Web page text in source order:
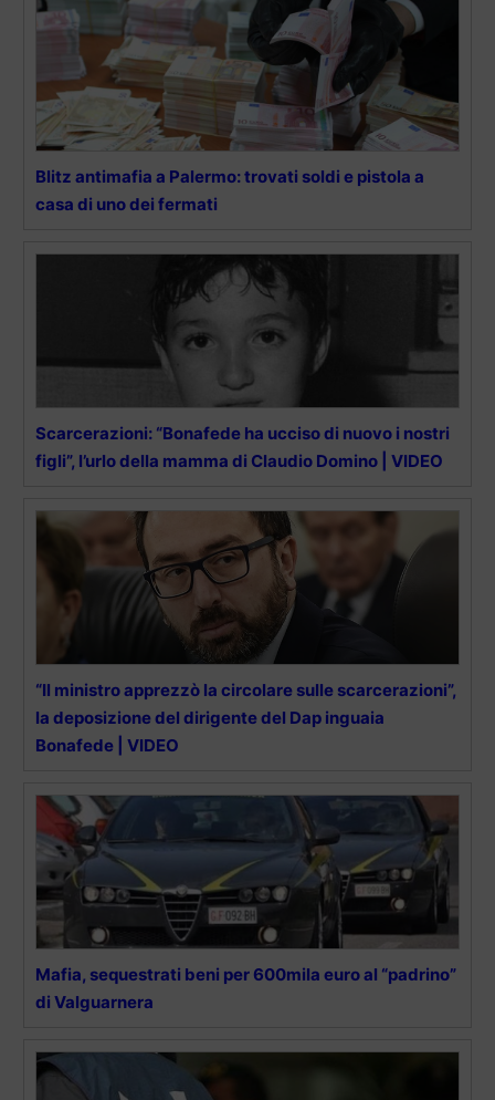
Blitz antimafia a Palermo: trovati soldi e pistola a
casa di uno dei fermati
Scarcerazioni: “Bonafede ha ucciso di nuovo i nostri
figli”, l’urlo della mamma di Claudio Domino | VIDEO
“Il ministro apprezzò la circolare sulle scarcerazioni”,
la deposizione del dirigente del Dap inguaia
Bonafede | VIDEO
Mafia, sequestrati beni per 600mila euro al “padrino”
di Valguarnera